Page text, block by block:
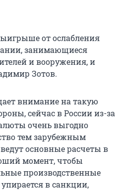
от ослабления
занимающиеся
и вооружения, и
Зотов.
внимание на такую
сейчас в России из-за
очень выгодно
тем зарубежным
основные расчеты в
момент, чтобы
производственные
в санкции,